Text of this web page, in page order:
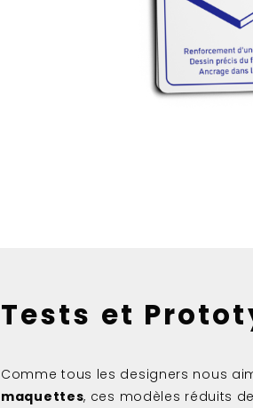
Tests et
Comme tous les designers nous
maquettes, ces modèles réduits